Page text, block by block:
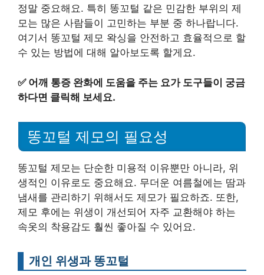
정말 중요해요. 특히 똥꼬털 같은 민감한 부위의 제
모는 많은 사람들이 고민하는 부분 중 하나랍니다.
여기서 똥꼬털 제모 왁싱을 안전하고 효율적으로 할
수 있는 방법에 대해 알아보도록 할게요.
✅ 어깨 통증 완화에 도움을 주는 요가 도구들이 궁금
하다면 클릭해 보세요.
똥꼬털 제모의 필요성
똥꼬털 제모는 단순한 미용적 이유뿐만 아니라, 위
생적인 이유로도 중요해요. 무더운 여름철에는 땀과
냄새를 관리하기 위해서도 제모가 필요하죠. 또한,
제모 후에는 위생이 개선되어 자주 교환해야 하는
속옷의 착용감도 훨씬 좋아질 수 있어요.
개인 위생과 똥꼬털